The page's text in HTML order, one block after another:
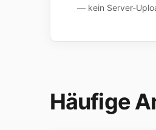
— kein Server-
Häufige